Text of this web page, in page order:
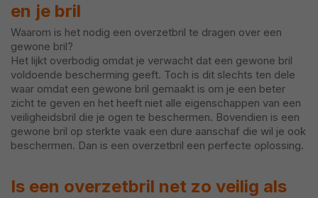
en je bril
Waarom is het nodig een overzetbril te dragen over een
gewone bril?
Het lijkt overbodig omdat je verwacht dat een gewone bril
voldoende bescherming geeft. Toch is dit slechts ten dele
waar omdat een gewone bril gemaakt is om je een beter
zicht te geven en het heeft niet alle eigenschappen van een
veiligheidsbril die je ogen te beschermen. Bovendien is een
gewone bril op sterkte vaak een dure aanschaf die wil je ook
beschermen. Dan is een overzetbril een perfecte oplossing.
Is een overzetbril net zo veilig als